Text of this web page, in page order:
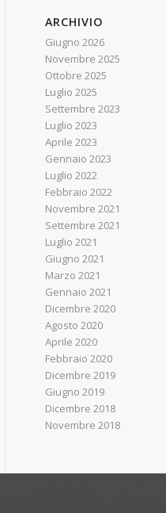
ARCHIVIO
Giugno 2026
Novembre 2025
Ottobre 2025
Luglio 2025
Settembre 2023
Luglio 2023
Aprile 2023
Gennaio 2023
Luglio 2022
Febbraio 2022
Novembre 2021
Settembre 2021
Luglio 2021
Giugno 2021
Marzo 2021
Gennaio 2021
Dicembre 2020
Agosto 2020
Aprile 2020
Febbraio 2020
Dicembre 2019
Giugno 2019
Dicembre 2018
Novembre 2018